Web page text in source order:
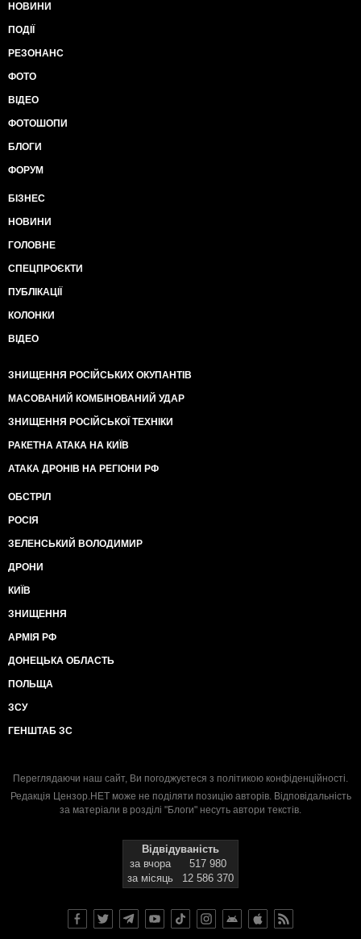
НОВИНИ
ПОДІЇ
РЕЗОНАНС
ФОТО
ВІДЕО
ФОТОШОПИ
БЛОГИ
ФОРУМ
БІЗНЕС
НОВИНИ
ГОЛОВНЕ
СПЕЦПРОЄКТИ
ПУБЛІКАЦІЇ
КОЛОНКИ
ВІДЕО
ЗНИЩЕННЯ РОСІЙСЬКИХ ОКУПАНТІВ
МАСОВАНИЙ КОМБІНОВАНИЙ УДАР
ЗНИЩЕННЯ РОСІЙСЬКОЇ ТЕХНІКИ
РАКЕТНА АТАКА НА КИЇВ
АТАКА ДРОНІВ НА РЕГІОНИ РФ
ОБСТРІЛ
РОСІЯ
ЗЕЛЕНСЬКИЙ ВОЛОДИМИР
ДРОНИ
КИЇВ
ЗНИЩЕННЯ
АРМІЯ РФ
ДОНЕЦЬКА ОБЛАСТЬ
ПОЛЬЩА
ЗСУ
ГЕНШТАБ ЗС
Переглядаючи наш сайт, Ви погоджуєтеся з політикою конфіденційності.
Редакція Цензор.НЕТ може не поділяти позицію авторів. Відповідальність
за матеріали в розділі "Блоги" несуть автори текстів.
Відвідуваність
за вчора
517 980
за місяць
12 586 370